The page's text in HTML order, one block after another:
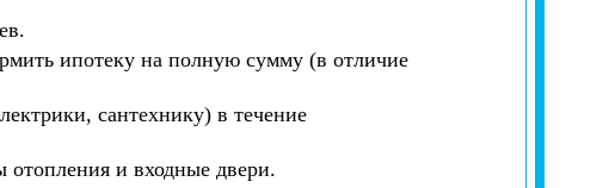
ипотеку на полную сумму (в отличие
сантехнику) в течение
отопления и входные двери.